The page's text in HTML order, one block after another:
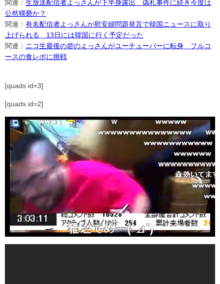
関連： 生放送配信者よっさんが下半身露出 偽札事件に続き今度は
公然猥褻か？
関連： 有名配信者よっさんが慰安婦問題発言で韓国ニュースに取り
上げられる 13日には韓国に行く予定だった
関連： ニコ生最後の砦のよっさんがユーチューバーに転身 フルコ
ースの食レポに挑戦
[quads id=3]
[quads id=2]